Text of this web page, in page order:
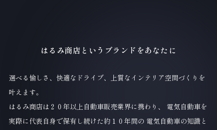
はるみ商店というブランドをあなたに
選べる愉しさ、快適なドライブ、上質なインテリア空間づくりを
叶えます。
はるみ商店は２０年以上自動車販売業界に携わり、
電気自動車を
実際に代表自身で保有し続けた約１０年間の 電気自動車の知識と